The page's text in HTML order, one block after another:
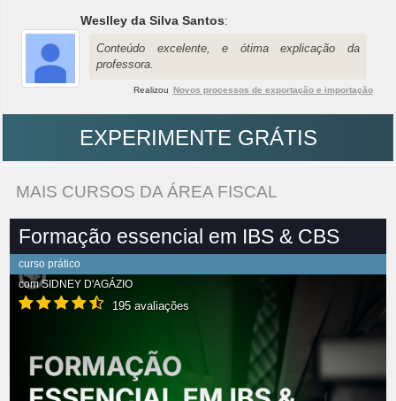
Weslley da Silva Santos:
Conteúdo excelente, e ótima explicação da
professora.
Realizou Novos processos de exportação e importação
EXPERIMENTE GRÁTIS
MAIS CURSOS DA ÁREA FISCAL
Formação essencial em IBS & CBS
curso prático
comSIDNEY D'AGÁZIO
195 avaliações